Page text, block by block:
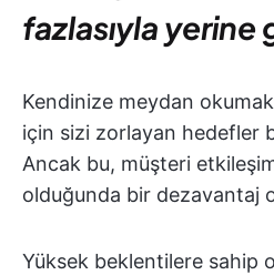
fazlasıyla yerine
Kendinize meydan
için sizi zorlayan hedefler
Ancak bu, müşteri
olduğunda bir dezavantaj
Yüksek beklentilere sahip